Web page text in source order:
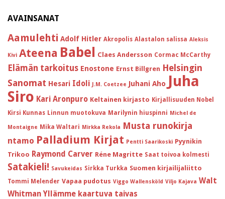
AVAINSANAT
Aamulehti Adolf Hitler Akropolis Alastalon salissa Aleksis
Kivi Ateena Babel Claes Andersson Cormac McCarthy
Elämän tarkoitus Enostone Ernst Billgren Helsingin
Sanomat Hesari Idoli J.M. Coetzee Juhani Aho Juha
Siro Kari Aronpuro Keltainen kirjasto Kirjallisuuden Nobel
Kirsi Kunnas Linnun muotokuva Marilynin hiuspinni Michel de
Montaigne Mika Waltari Mirkka Rekola Musta runokirja
ntamo Palladium Kirjat Pentti Saarikoski Pyynikin
Trikoo Raymond Carver Réne Magritte Saat toivoa kolmesti
Satakieli! Savukeidas Sirkka Turkka Suomen kirjailijaliitto
Tommi Melender Vapaa pudotus Viggo Wallensköld Viljo Kajava Walt
Whitman Yllämme kaartuva taivas